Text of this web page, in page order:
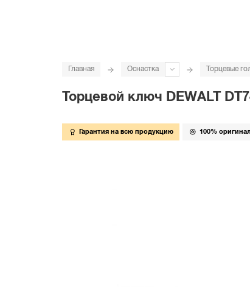
Главная Оснастка Торцевые
Торцевой ключ DEWALT
Гарантия на всю продукцию 100% оригинал